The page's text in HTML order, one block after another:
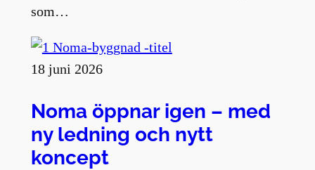
som…
18 juni 2026
Noma öppnar igen – med
ny ledning och nytt
koncept